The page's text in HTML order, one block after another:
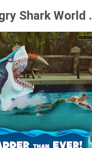
Shark World .